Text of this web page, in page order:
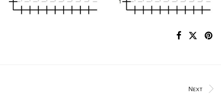
Next